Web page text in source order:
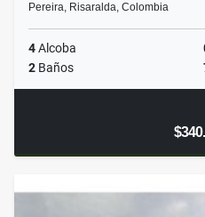
Pereira, Risaralda, Colombia
4Alcoba
2 Baños